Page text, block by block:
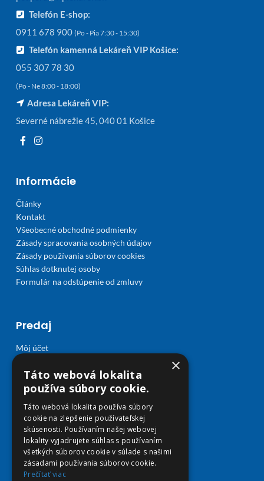
Telefón E-shop:
0911 678 900 (Po - Pia 7:30 - 15:30)
Telefón kamenná Lekáreň VIP Košice:
055 307 78 30
(Po - Ne 8:00 - 18:00)
Adresa Lekáreň VIP:
Severné nábrežie 45, 040 01 Košice
Informácie
Články
Kontakt
Všeobecné obchodné podmienky
Zásady spracovania osobných údajov
Zásady používania súborov cookies
Súhlas dotknutej osoby
Formulár na odstúpenie od zmluvy
Predaj
Môj účet
Košík
Doprava a platba
×
Táto webová lokalita
používa súbory cookie.
Táto webová lokalita používa súbory
cookie na zlepšenie používateľskej
skúsenosti. Používaním našej webovej
lokality vyjadrujete súhlas s používaním
všetkých súborov cookie v súlade s našimi
zásadami používania súborov cookie.
Prečítať viac